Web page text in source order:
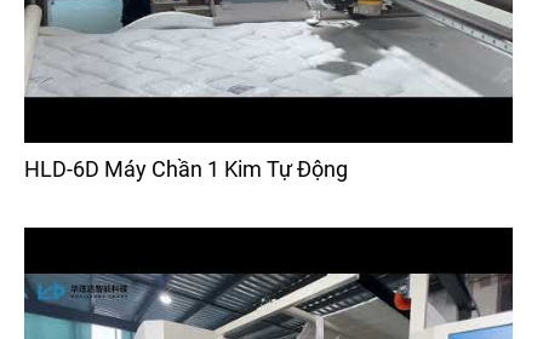
HLD-6D Máy Chần 1 Kim Tự Động